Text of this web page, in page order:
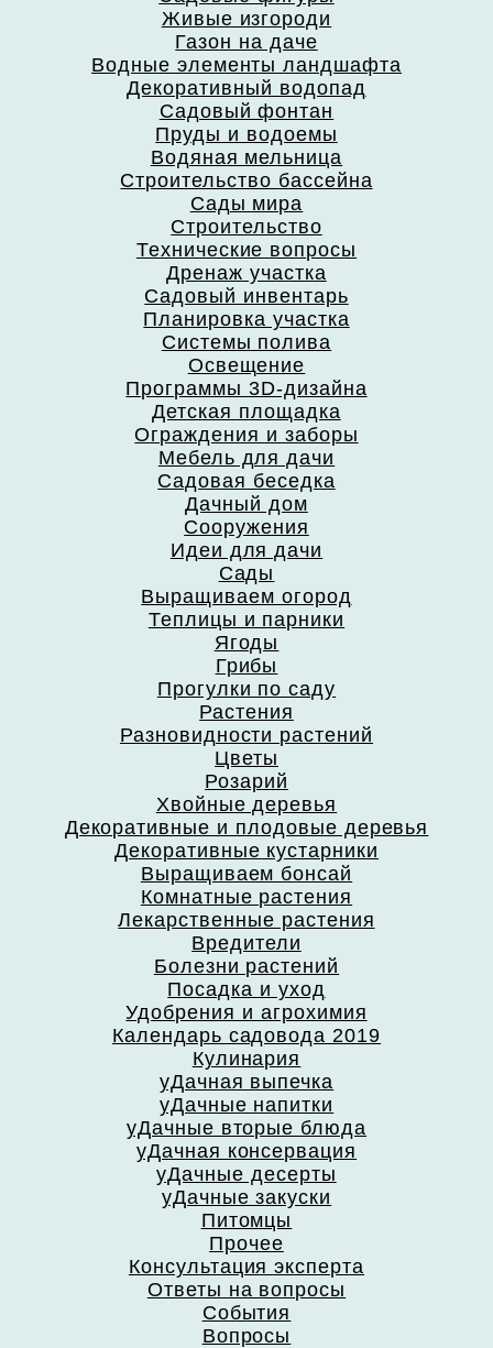
Живые изгороди
Газон на даче
Водные элементы ландшафта
Декоративный водопад
Садовый фонтан
Пруды и водоемы
Водяная мельница
Строительство бассейна
Сады мира
Строительство
Технические вопросы
Дренаж участка
Садовый инвентарь
Планировка участка
Системы полива
Освещение
Программы 3D-дизайна
Детская площадка
Ограждения и заборы
Мебель для дачи
Садовая беседка
Дачный дом
Сооружения
Идеи для дачи
Сады
Выращиваем огород
Теплицы и парники
Ягоды
Грибы
Прогулки по саду
Растения
Разновидности растений
Цветы
Розарий
Хвойные деревья
Декоративные и плодовые деревья
Декоративные кустарники
Выращиваем бонсай
Комнатные растения
Лекарственные растения
Вредители
Болезни растений
Посадка и уход
Удобрения и агрохимия
Календарь садовода 2019
Кулинария
уДачная выпечка
уДачные напитки
уДачные вторые блюда
уДачная консервация
уДачные десерты
уДачные закуски
Питомцы
Прочее
Консультация эксперта
Ответы на вопросы
События
Вопросы